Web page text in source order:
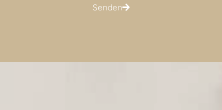
Senden